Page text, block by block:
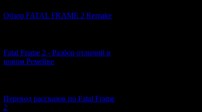
Обзор FATAL FRAME 2 Remake
Fatal Frame 2 - Разбор отличий в
новом Ремейке
Перевод рассказов по Fatal Frame
2